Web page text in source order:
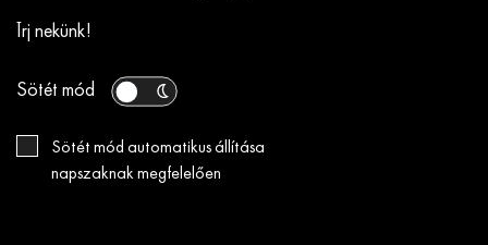
Írj nekünk!
Sötét mód
Sötét mód automatikus állítása
napszaknak megfelelően